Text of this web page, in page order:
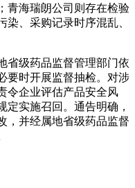
青海瑞朗公司则存在检验
染、采购记录时序混乱、
省级药品监督管理部门依
要时开展监督抽检。对涉
令企业评估产品安全风
定实施召回。通告明确，
，并经属地省级药品监督